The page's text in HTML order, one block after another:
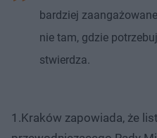
bardziej
nie tam, gdzie
stwierdza.
1.Kraków zapowiada, że